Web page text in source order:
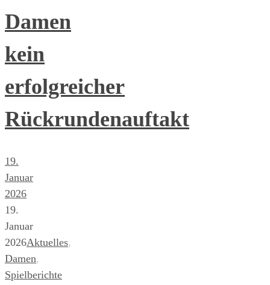
Damen
kein
erfolgreicher
Rückrundenauftakt
19.
Januar
2026
19.
Januar
2026Aktuelles,
Damen,
Spielberichte